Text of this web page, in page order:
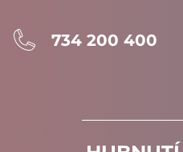
734 200 400